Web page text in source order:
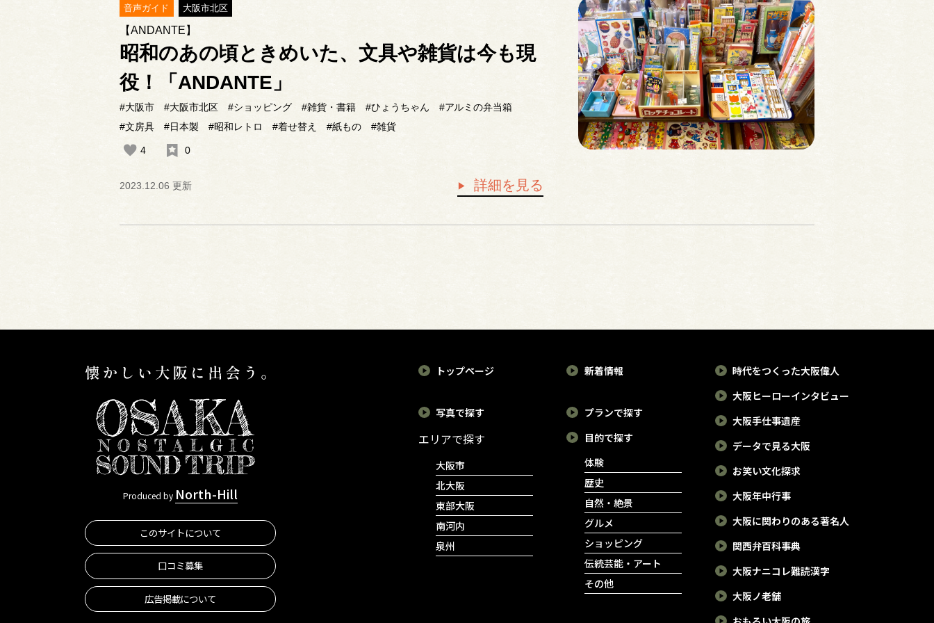
音声ガイド 大阪市北区
【ANDANTE】
昭和のあの頃ときめいた、文具や雑貨は今も現
役！「ANDANTE」
#大阪市 #大阪市北区 #ショッピング #雑貨・書籍 #ひょうちゃん
#アルミの弁当箱
#文房具
#日本製 #昭和レトロ #着せ替え #紙もの #雑貨
4 0
2023.12.06 更新 詳細を見る
Produced by North-Hill
このサイトについて
口コミ募集
広告掲載について
トップページ
写真で探す
エリアで探す
大阪市
北大阪
東部大阪
南河内
泉州
新着情報
プランで探す
目的で探す
体験
歴史
自然・絶景
グルメ
ショッピング
伝統芸能・アート
その他
時代をつくった大阪偉人
大阪ヒーローインタビュー
大阪手仕事遺産
データで見る大阪
お笑い文化探求
大阪年中行事
大阪に関わりのある著名人
関西弁百科事典
大阪ナニコレ難読漢字
大阪ノ老舗